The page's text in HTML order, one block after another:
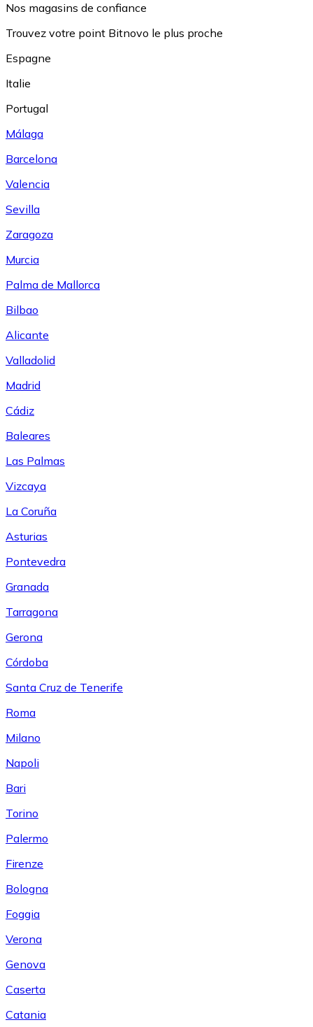
Nos magasins de confiance
Trouvez votre point Bitnovo le plus proche
Espagne
Italie
Portugal
Málaga
Barcelona
Valencia
Sevilla
Zaragoza
Murcia
Palma de Mallorca
Bilbao
Alicante
Valladolid
Madrid
Cádiz
Baleares
Las Palmas
Vizcaya
La Coruña
Asturias
Pontevedra
Granada
Tarragona
Gerona
Córdoba
Santa Cruz de Tenerife
Roma
Milano
Napoli
Bari
Torino
Palermo
Firenze
Bologna
Foggia
Verona
Genova
Caserta
Catania